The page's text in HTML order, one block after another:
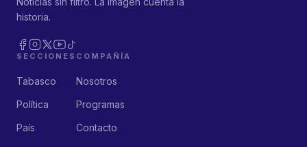
historia.
SECCIONES
Tabasco
Política
País
COMPAÑÍA
Nosotros
Programas
Contacto